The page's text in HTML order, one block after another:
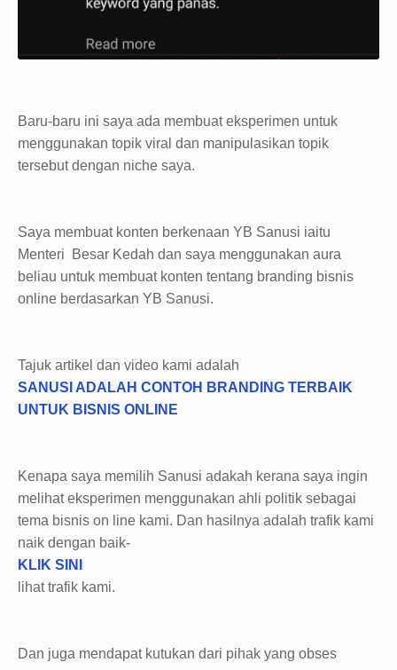
Baru-baru ini saya ada membuat eksperimen untuk
menggunakan topik viral dan manipulasikan topik
tersebut dengan niche saya.
Saya membuat konten berkenaan YB Sanusi iaitu
Menteri Besar Kedah dan saya menggunakan aura
beliau untuk membuat konten tentang branding bisnis
online berdasarkan YB Sanusi.
Tajuk artikel dan video kami adalah
SANUSI ADALAH CONTOH BRANDING TERBAIK
UNTUK BISNIS ONLINE
Kenapa saya memilih Sanusi adakah kerana saya ingin
melihat eksperimen menggunakan ahli politik sebagai
tema bisnis on line kami. Dan hasilnya adalah trafik kami
naik dengan baik-
KLIK SINI
lihat trafik kami.
Dan juga mendapat kutukan dari pihak yang obses